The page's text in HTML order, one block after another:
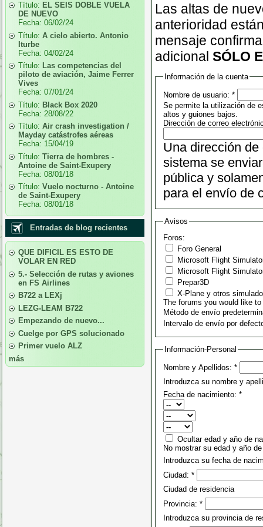
Título: EL SEIS DOBLE VUELA
DE NUEVO
Fecha: 06/02/24
Título: A cielo abierto. Antonio
Iturbe
Fecha: 04/02/24
Título: Las competencias del
piloto de aviación, Jaime Ferrer
Vives
Fecha: 07/01/24
Título: Black Box 2020
Fecha: 28/08/22
Título: Air crash investigation /
Mayday catástrofes aéreas
Fecha: 15/04/19
Título: Tierra de hombres -
Antoine de Saint-Exupery
Fecha: 08/01/18
Título: Vuelo nocturno - Antoine
de Saint-Exupery
Fecha: 08/01/18
Entradas de blog recientes
QUE DIFICIL ES ESTO DE
VOLAR EN RED
5.- Selección de rutas y aviones
en FS Airlines
B722 a LEXj
LEZG-LEAM B722
Empezando de nuevo...
Cuelge por GPS solucionado
Primer vuelo ALZ
más
Las altas de
anterioridad
mensaje
adicional SÓLO
Información de la cuenta
Nombre de usuario: *
Se permite la utilización de
altos y guiones bajos.
Dirección de correo
Una dirección
sistema se
pública y
para el envío de
Avisos
Foros:
Foro General
Microsoft Flight
Microsoft Flight
Prepar3D
X-Plane y otros
The forums you would like
Método de envío
Intervalo de envío por
Información-Personal
Nombre y Apellidos: *
Introduzca su nombre y
Fecha de nacimiento: *
Ocultar edad y año de
No mostrar su edad y año
Introduzca su fecha de
Ciudad: *
Ciudad de residencia
Provincia: *
Introduzca su provincia de